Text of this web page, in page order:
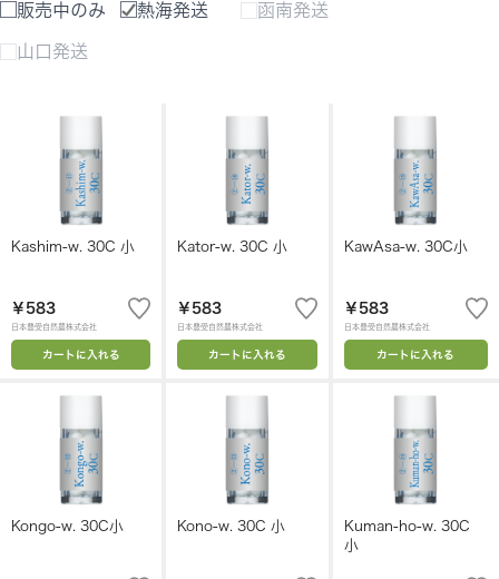
販売中のみ 熱海発送 函南発送
山口発送
Kashim-w. 30C 小
￥583
日本豊受自然農株式会社
カートに入れる
Kator-w. 30C 小
￥583
日本豊受自然農株式会社
カートに入れる
KawAsa-w. 30C小
￥583
日本豊受自然農株式会社
カートに入れる
Kongo-w. 30C小 Kono-w. 30C 小
Kuman-ho-w. 30C
小